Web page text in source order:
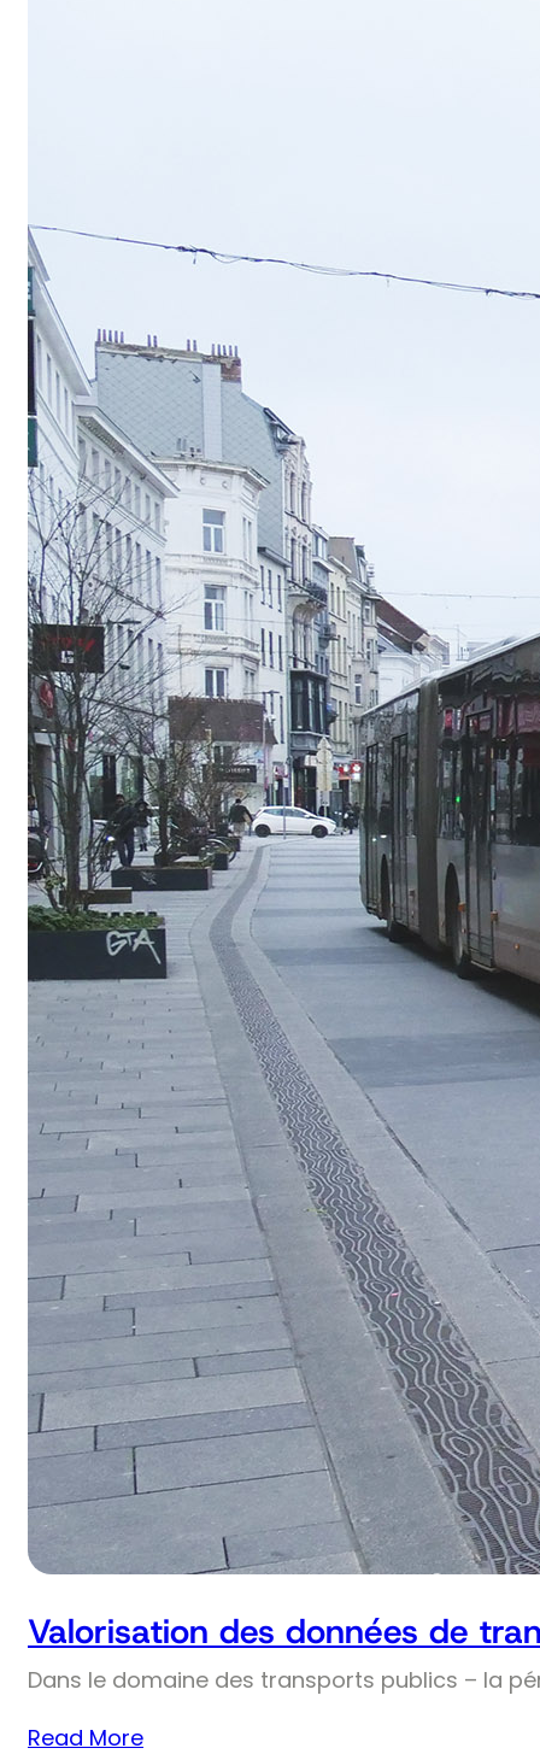
Valorisation des données de
Dans le domaine des transports publics – la
Read More